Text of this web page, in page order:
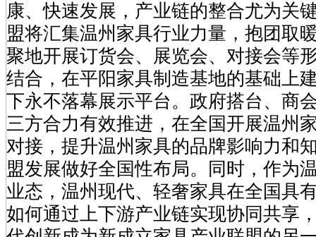
康、快速发展，产业链的整合尤为关
盟将汇集温州家具行业力量，抱团取
聚地开展订货会、展览会、对接会等
结合，在平阳家具制造基地的基础上
下永不落幕展示平台。政府搭台、商
三方合力有效推进，在全国开展温州
对接，提升温州家具的品牌影响力和
盟发展做好全国性布局。同时，作为
业态，温州现代、轻奢家具在全国具
如何通过上下游产业链实现协同共享